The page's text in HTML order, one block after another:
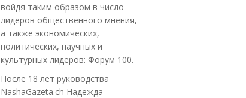
войдя таким образом в число
лидеров общественного мнения,
а также экономических,
политических, научных и
культурных лидеров: Форум 100.
После 18 лет руководства
NashaGazeta.ch Надежда